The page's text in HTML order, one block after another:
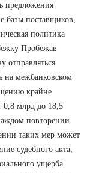
предложения
базы поставщиков,
политика
Пробежав
отправляться
на межбанковском
крайне
0,8 млрд до 18,5
повторении
таких мер может
судебного акта,
ущерба